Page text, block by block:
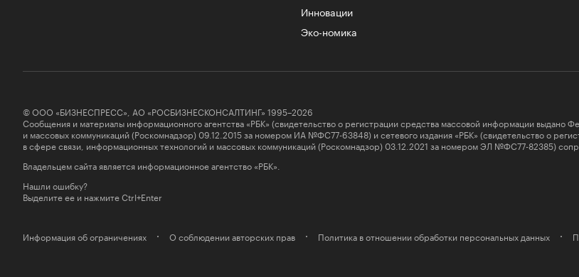
Инновации
Эко-номика
© ООО «БИЗНЕСПРЕСС», АО «РОСБИЗНЕСКОНСАЛТИНГ» 1995–2026
Сообщения и материалы информационного агентства «РБК» (свидетельство о регистрации средства массовой информации выдано
и массовых коммуникаций (Роскомнадзор) 09.12.2015 за номером ИА №ФС77-63848) и сетевого издания «РБК» (свидетельство о
в сфере связи, информационных технологий и массовых коммуникаций (Роскомнадзор) 03.12.2021 за номером ЭЛ №ФС77-82385)
Владельцем сайта является информационное агентство «РБК».
Нашли ошибку?
Выделите ее и нажмите Ctrl+Enter
Информация об ограничениях О соблюдении авторских прав Политика в отношении обработки персональных данных